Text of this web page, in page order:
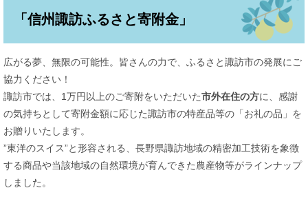
「信州諏訪ふるさと寄附金」
広がる夢、無限の可能性。皆さんの力で、ふるさと諏訪市の発展にご
協力ください！
諏訪市では、1万円以上のご寄附をいただいた市外在住の方に、感謝
の気持ちとして寄附金額に応じた諏訪市の特産品等の「お礼の品」を
お贈りいたします。
”東洋のスイス”と形容される、長野県諏訪地域の精密加工技術を象徴
する商品や当該地域の自然環境が育んできた農産物等がラインナップ
しました。